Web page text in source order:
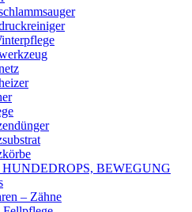
BEWEGUNG
– Zähne